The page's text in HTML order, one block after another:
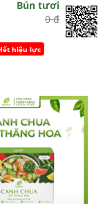
Bún tươi
0 đ
hiệu lực